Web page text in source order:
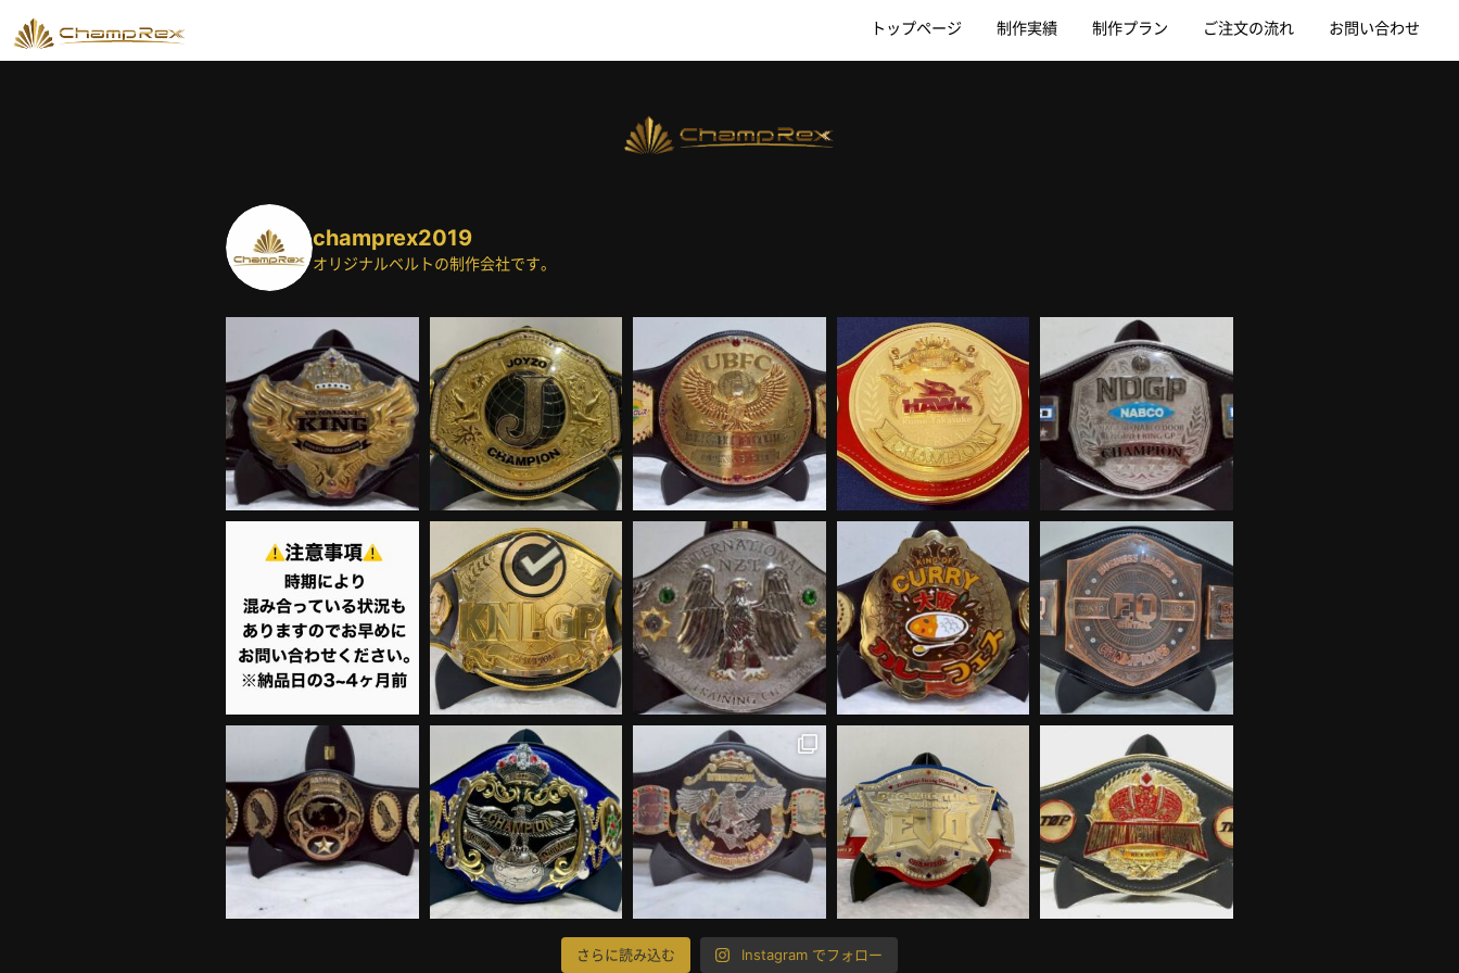
トップページ 制作実績 制作プラン ご注文の流れ お問い合わせ
champrex2019
オリジナルベルトの制作会社です。
さらに読み込む Instagram でフォロー